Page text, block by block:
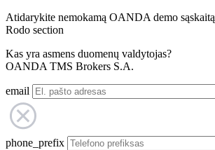
Atidarykite nemokamą OANDA demo sąskaitą
Rodo section
Kas yra asmens duomenų valdytojas?
OANDA TMS Brokers S.A.
email
phone_prefix